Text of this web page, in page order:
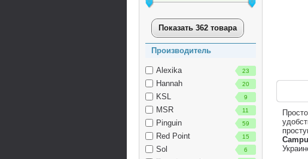
Показать 362 товара
Производитель
Alexika 23
Hannah 20
KSL 9
MSR 11
Pinguin 59
Red Point 15
Sol 6